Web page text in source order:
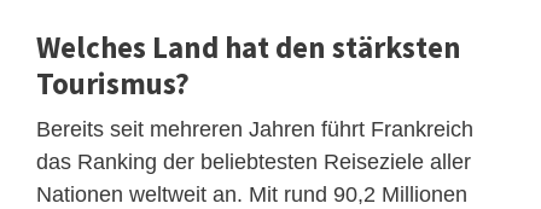
Welches Land hat den stärksten
Tourismus?
Bereits seit mehreren Jahren führt Frankreich
das Ranking der beliebtesten Reiseziele aller
Nationen weltweit an. Mit rund 90,2 Millionen